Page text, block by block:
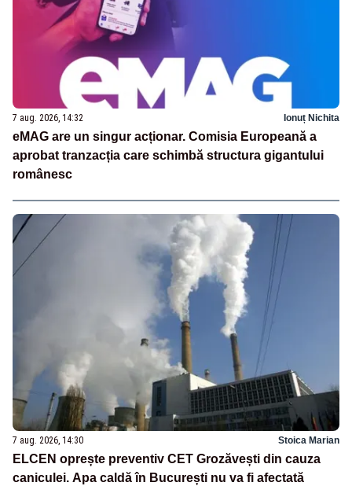
7 aug. 2026, 14:32 Ionuț Nichita
eMAG are un singur acționar. Comisia Europeană a
aprobat tranzacția care schimbă structura gigantului
românesc
7 aug. 2026, 14:30 Stoica Marian
ELCEN oprește preventiv CET Grozăvești din cauza
caniculei. Apa caldă în București nu va fi afectată